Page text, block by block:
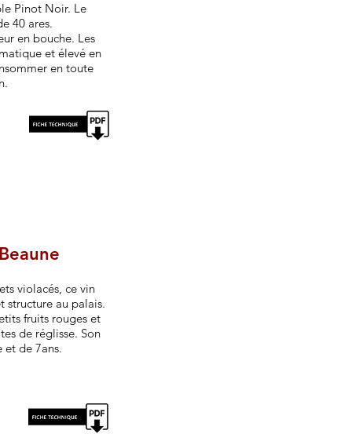
Pinot Noir. Le
40 ares.
en bouche. Les
et élevé en
en toute
violacés, ce vin
structure au palais.
fruits rouges et
de réglisse. Son
de 7ans.